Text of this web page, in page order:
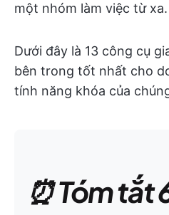
một nhóm làm việc từ xa.
Dưới đây là 13 công cụ
bên trong tốt nhất cho
tính năng khóa của
⏰ Tóm tắt